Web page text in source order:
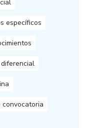
específicos
convocatoria